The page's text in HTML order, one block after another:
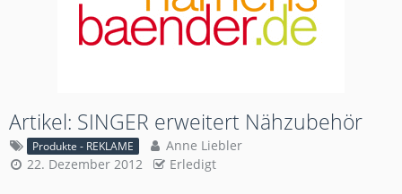
Artikel: SINGER erweitert Nähzubehör
Produkte - REKLAME
Anne Liebler
22. Dezember 2012
Erledigt